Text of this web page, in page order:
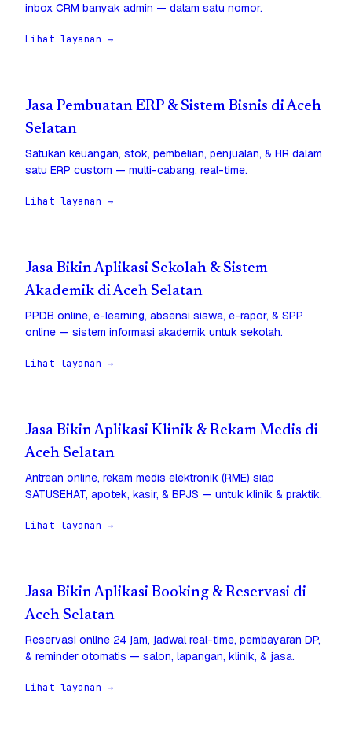
inbox CRM banyak admin — dalam satu nomor.
Lihat layanan →
Jasa Pembuatan ERP & Sistem Bisnis di Aceh
Selatan
Satukan keuangan, stok, pembelian, penjualan, & HR dalam
satu ERP custom — multi-cabang, real-time.
Lihat layanan →
Jasa Bikin Aplikasi Sekolah & Sistem
Akademik di Aceh Selatan
PPDB online, e-learning, absensi siswa, e-rapor, & SPP
online — sistem informasi akademik untuk sekolah.
Lihat layanan →
Jasa Bikin Aplikasi Klinik & Rekam Medis di
Aceh Selatan
Antrean online, rekam medis elektronik (RME) siap
SATUSEHAT, apotek, kasir, & BPJS — untuk klinik & praktik.
Lihat layanan →
Jasa Bikin Aplikasi Booking & Reservasi di
Aceh Selatan
Reservasi online 24 jam, jadwal real-time, pembayaran DP,
& reminder otomatis — salon, lapangan, klinik, & jasa.
Lihat layanan →